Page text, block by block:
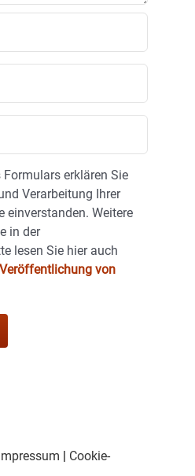
erklären Sie
Verarbeitung Ihrer
einverstanden. Weitere
in der
lesen Sie hier auch
von
Impressum
Cookie-